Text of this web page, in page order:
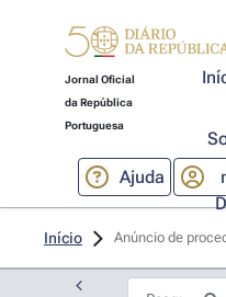
Jornal Oficial
da República
Portuguesa
Ajuda
Início Anúncio de